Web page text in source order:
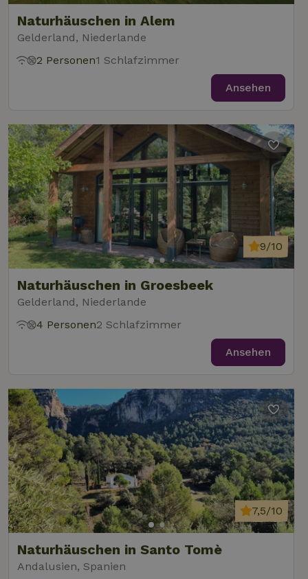
Naturhäuschen in Alem
Gelderland, Niederlande
2 Personen1 Schlafzimmer
Ansehen
Naturhäuschen in Groesbeek
Gelderland, Niederlande
9/10
4 Personen2 Schlafzimmer
Ansehen
Naturhäuschen in Santo Tomè
Andalusien, Spanien
7,5/10